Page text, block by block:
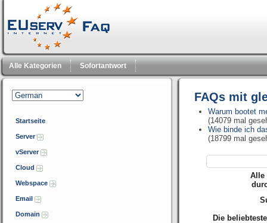
Alle Kategorien Sofortantwort
Startseite
Server
vServer
Cloud
Webspace
Email
Domain
FAQs mit
Warum bootet
(14079 mal
Wie binde ich
(18799 mal
Alle
Die